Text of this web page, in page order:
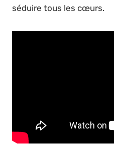
séduire tous les cœurs.